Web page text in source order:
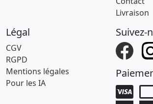
Livraison
Légal
CGV
RGPD
Mentions légales
Pour les IA
Suivez-